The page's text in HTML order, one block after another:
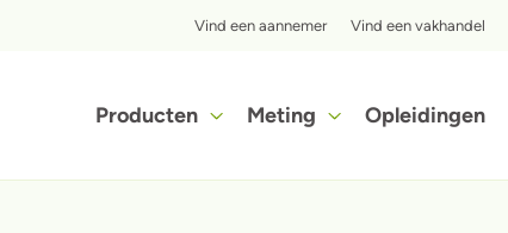
Top menu
Vind een aannemer Vind een vakhandel
Hoofdnavigatie
Producten Meting Opleidingen